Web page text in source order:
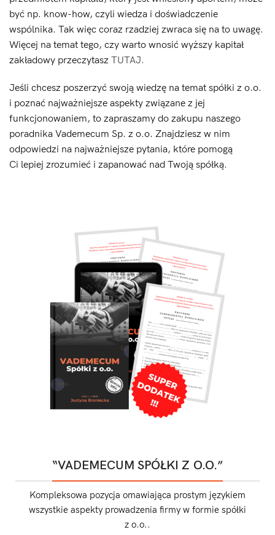
być np. know-how, czyli wiedza i doświadczenie
wspólnika. Tak więc coraz rzadziej zwraca się na to uwagę.
Więcej na temat tego, czy warto wnosić wyższy kapitał
zakładowy przeczytasz TUTAJ.
Jeśli chcesz poszerzyć swoją wiedzę na temat spółki z o.o.
i poznać najważniejsze aspekty związane z jej
funkcjonowaniem, to zapraszamy do zakupu naszego
poradnika Vademecum Sp. z o.o. Znajdziesz w nim
odpowiedzi na najważniejsze pytania, które pomogą
Ci lepiej zrozumieć i zapanować nad Twoją spółką.
“VADEMECUM SPÓŁKI Z O.O.”
Kompleksowa pozycja omawiająca prostym językiem
wszystkie aspekty prowadzenia firmy w formie spółki
z o.o..